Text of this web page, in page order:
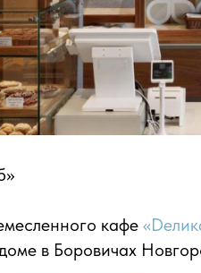
кафе
в Боровичах